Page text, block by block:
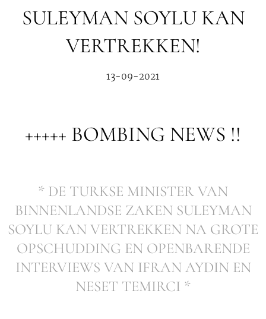
SULEYMAN SOYLU KAN
VERTREKKEN!
13-09-2021
+++++ BOMBING NEWS !!
* DE TURKSE MINISTER VAN
BINNENLANDSE ZAKEN SULEYMAN
SOYLU KAN VERTREKKEN NA GROTE
OPSCHUDDING EN OPENBARENDE
INTERVIEWS VAN IFRAN AYDIN EN
NESET TEMIRCI *